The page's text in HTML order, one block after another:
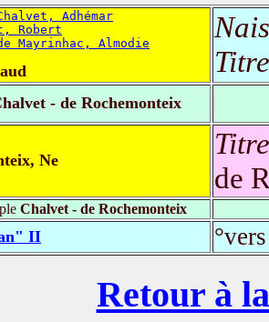
Adhémar
Robert
Mayrinhac, Almodie
- de Rochemonteix
Ne
de
Chalvet - de Rochemonteix
II
Retour à